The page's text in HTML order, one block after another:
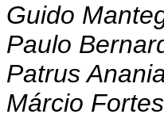
Guido
Paulo
Patrus
Márcio